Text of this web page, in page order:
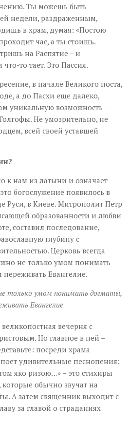
Ты можешь быть
недели, раздраженным,
в храм, думая: «Постою
час, а ты стоишь.
на Распятие – и
то тает. Это Пассия.
в начале Великого поста,
а до Пасхи еще далеко,
уникальную возможность –
Не умозрительно, не
всей своей уставшей
к нам из латыни и означает
богослужение появилось в
Руси, в Киеве. Митрополит Петр
образованности и любви
составил последование,
глубину с
Церковь всегда
не только умом понимать
Евангелие.
только умом понимать догматы,
Евангелие
вечерня с
Но главное в ней –
посреди храма
удивительные песнопения:
яко ризою…» – это стихиры
обычно звучат на
А затем священник выходит с
за главой о страданиях